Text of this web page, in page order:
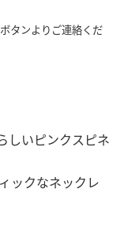
タンよりご連絡くだ
しいピンクスピネ
ックなネックレ